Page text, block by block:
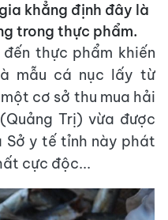
khẳng định đây là
trong thực phẩm.
thực phẩm khiến
mẫu cá nục lấy từ
cơ sở thu mua hải
Trị) vừa được
Sở y tế tỉnh này phát
cực độc...